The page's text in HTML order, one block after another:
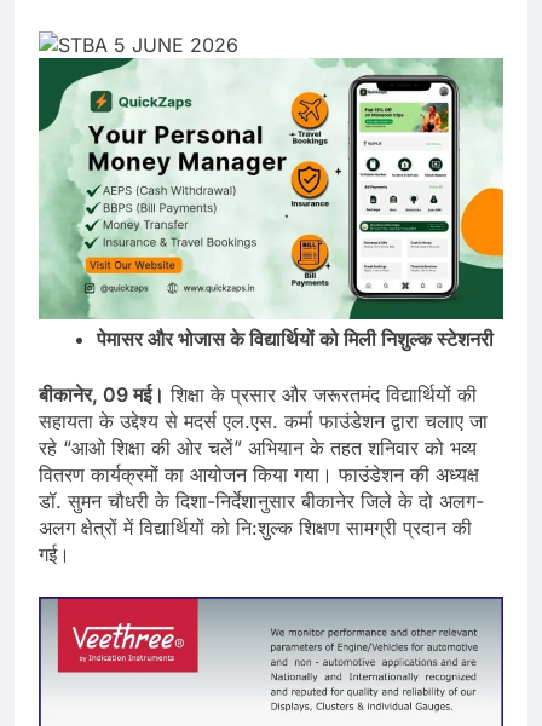
पेमासर और भोजास के विद्यार्थियों को मिली निशुल्क स्टेशनरी
बीकानेर, 09 मई। शिक्षा के प्रसार और जरूरतमंद विद्यार्थियों की
सहायता के उद्देश्य से मदर्स एल.एस. कर्मा फाउंडेशन द्वारा चलाए जा
रहे “आओ शिक्षा की ओर चलें” अभियान के तहत शनिवार को भव्य
वितरण कार्यक्रमों का आयोजन किया गया। फाउंडेशन की अध्यक्ष
डॉ. सुमन चौधरी के दिशा-निर्देशानुसार बीकानेर जिले के दो अलग-
अलग क्षेत्रों में विद्यार्थियों को नि:शुल्क शिक्षण सामग्री प्रदान की
गई।